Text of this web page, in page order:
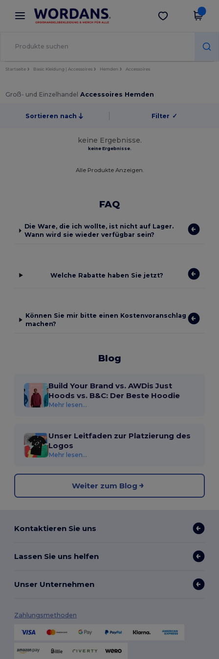
× Wordans App
Bessere Preise in der App!
App holen
Startseite Basic Kleidung | Accessoires Hemden Accessoires
Groß- und Einzelhandel Accessoires Hemden
Sortieren nach Filter ✓
keine Ergebnisse.
keine Ergebnisse.
Alle Produkte Anzeigen.
FAQ
Die Ware, die ich wollte, ist nicht auf Lager.
Wann wird sie wieder verfügbar sein?
Welche Rabatte haben Sie jetzt?
Können Sie mir bitte einen Kostenvoranschlag
machen?
Blog
Build Your Brand vs. AWDis Just
Hoods vs. B&C: Der Beste Hoodie
Mehr lesen...
Unser Leitfaden zur Platzierung des
Logos
Mehr lesen...
Weiter zum Blog
Kontaktieren Sie uns
Lassen Sie uns helfen
Unser Unternehmen
Zahlungsmethoden